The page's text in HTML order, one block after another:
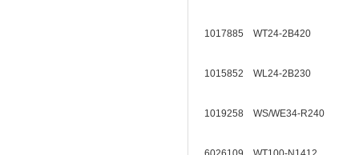
1017885 WT24-2B420
1015852 WL24-2B230
1019258 WS/WE34-R240